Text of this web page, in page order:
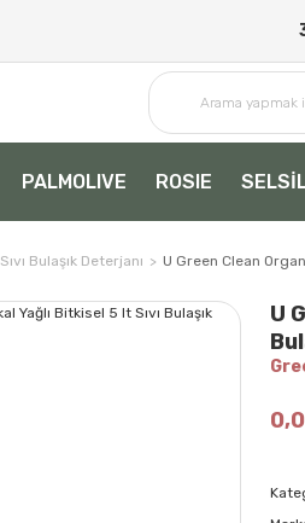
PALMOLIVE ROSIE
Sıvı Bulaşık Deterjanı U Green Clean
U